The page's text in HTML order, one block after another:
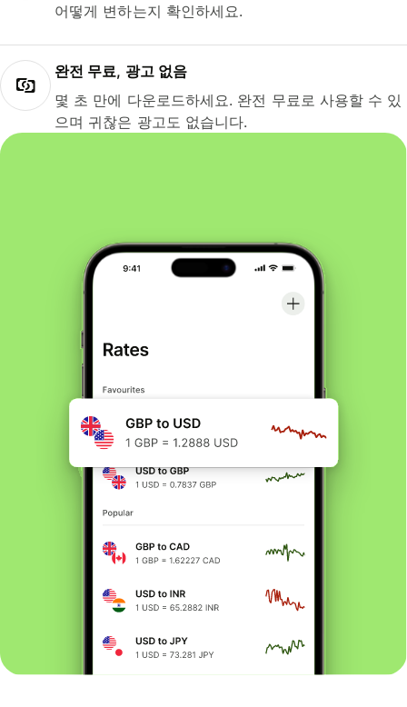
어떻게 변하는지 확인하세요.
완전 무료, 광고 없음
몇 초 만에 다운로드하세요. 완전 무료로 사용할 수 있
으며 귀찮은 광고도 없습니다.